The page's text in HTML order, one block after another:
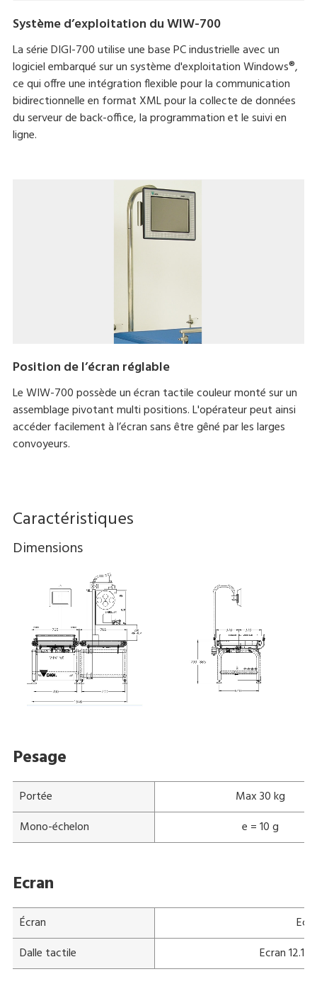
Système d’exploitation du WIW-700
La série DIGI-700 utilise une base PC industrielle avec un
logiciel embarqué sur un système d'exploitation Windows®,
ce qui offre une intégration flexible pour la communication
bidirectionnelle en format XML pour la collecte de données
du serveur de back-office, la programmation et le suivi en
ligne.
Position de l’écran réglable
Le WIW-700 possède un écran tactile couleur monté sur un
assemblage pivotant multi positions. L'opérateur peut ainsi
accéder facilement à l’écran sans être gêné par les larges
convoyeurs.
Caractéristiques
Dimensions
Pesage
Portée
Max 30 kg
Mono-échelon
e = 10 g
Ecran
Écran
Dalle tactile
Ecran 12.1